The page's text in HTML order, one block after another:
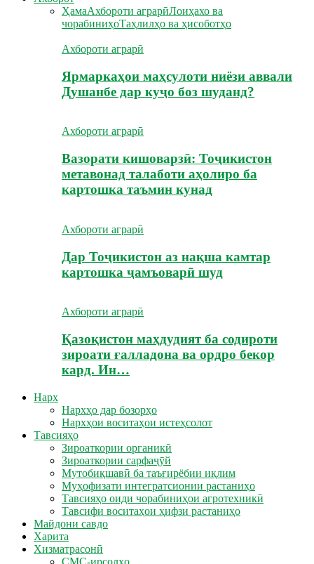
ҲамаАхбороти аграрӣЛоиҳахо ва
чорабиниҳоТаҳлилҳо ва ҳисоботҳо
Ахбороти аграрӣ
Ярмаркаҳои маҳсулоти ниёзи аввали
Душанбе дар куҷо боз шуданд?
Ахбороти аграрӣ
Вазорати кишоварзӣ: Тоҷикистон
метавонад талаботи аҳолиро ба
картошка таъмин кунад
Ахбороти аграрӣ
Дар Тоҷикистон аз нақша камтар
картошка ҷамъоварӣ шуд
Ахбороти аграрӣ
Қазоқистон маҳдудият ба содироти
зироати ғалладона ва ордро бекор
кард. Ин…
Нарх
Нархҳо дар бозорҳо
Нархҳои воситаҳои истеҳсолот
Тавсияҳо
Зироаткории органикӣ
Зироаткории сарфаҷӯй
Мутобиқшавӣ ба таъғирёбии иқлим
Муҳофизати интегратсионии растаниҳо
Тавсияҳо оиди чорабиниҳои агротехникӣ
Тавсифи воситаҳои ҳифзи растаниҳо
Майдони савдо
Харита
Хизматрасонӣ
СМС-ирсолҳо